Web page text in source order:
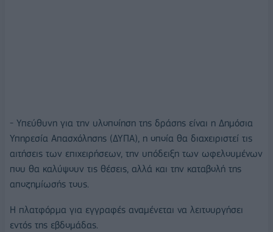
- Υπεύθυνη για την υλοποίηση της δράσης είναι η Δημόσια
Υπηρεσία Απασχόλησης (ΔΥΠΑ), η οποία θα διαχειριστεί τις
αιτήσεις των επιχειρήσεων, την υπόδειξη των ωφελουμένων
που θα καλύψουν τις θέσεις, αλλά και την καταβολή της
αποζημίωσής τους.
Η πλατφόρμα για εγγραφές αναμένεται να λειτουργήσει
εντός της εβδομάδας.